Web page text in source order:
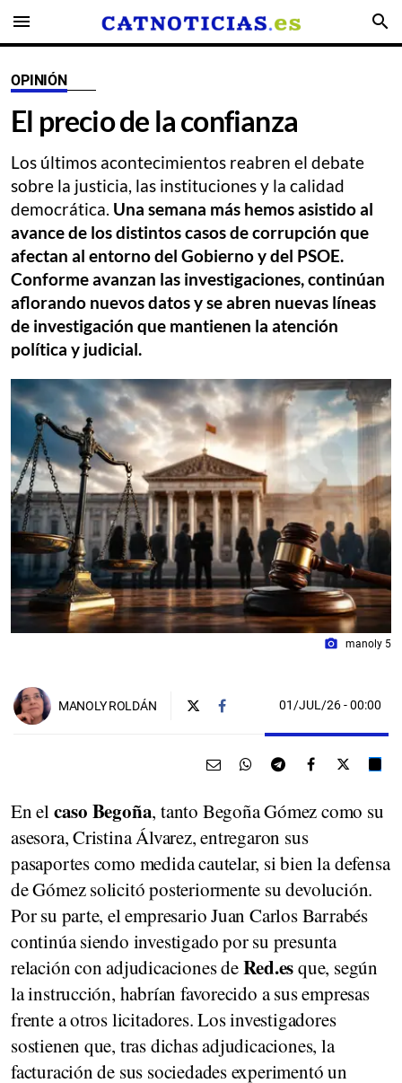
menu search
OPINIÓN
El precio de la confianza
Los últimos acontecimientos reabren el debate
sobre la justicia, las instituciones y la calidad
democrática. Una semana más hemos asistido al
avance de los distintos casos de corrupción que
afectan al entorno del Gobierno y del PSOE.
Conforme avanzan las investigaciones, continúan
aflorando nuevos datos y se abren nuevas líneas
de investigación que mantienen la atención
política y judicial.
photo_camera manoly 5
MANOLY ROLDÁN 01/JUL/26- 00:00
En elcaso Begoña, tanto Begoña Gómez como su
asesora, Cristina Álvarez, entregaron sus
pasaportes como medida cautelar, si bien la defensa
de Gómez solicitó posteriormente su devolución.
Por su parte, el empresario Juan Carlos Barrabés
continúa siendo investigado por su presunta
relación con adjudicaciones deRed.esque, según
la instrucción, habrían favorecido a sus empresas
frente a otros licitadores. Los investigadores
sostienen que, tras dichas adjudicaciones, la
facturación de sus sociedades experimentó un